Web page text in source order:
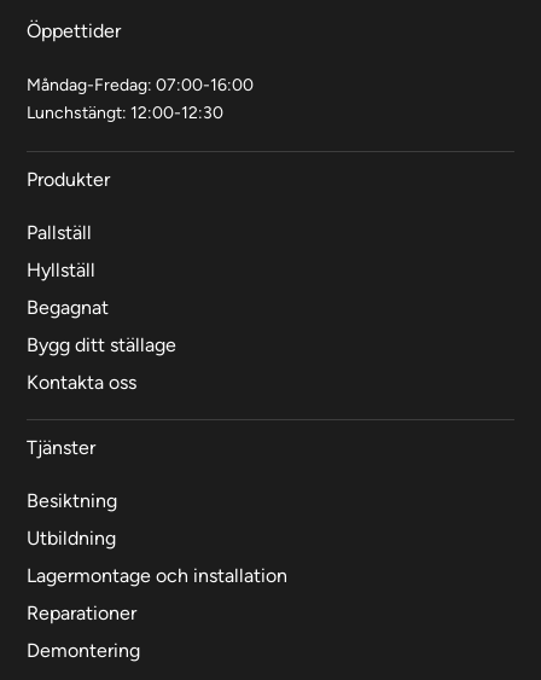
Öppettider
Måndag-Fredag: 07:00-16:00
Lunchstängt: 12:00-12:30
Produkter
Pallställ
Hyllställ
Begagnat
Bygg ditt ställage
Kontakta oss
Tjänster
Besiktning
Utbildning
Lagermontage och installation
Reparationer
Demontering